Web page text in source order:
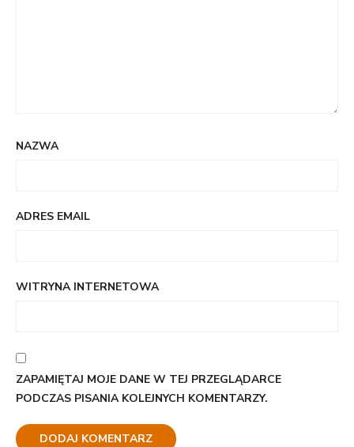
NAZWA
ADRES EMAIL
WITRYNA INTERNETOWA
ZAPAMIĘTAJ MOJE DANE W TEJ PRZEGLĄDARCE
PODCZAS PISANIA KOLEJNYCH KOMENTARZY.